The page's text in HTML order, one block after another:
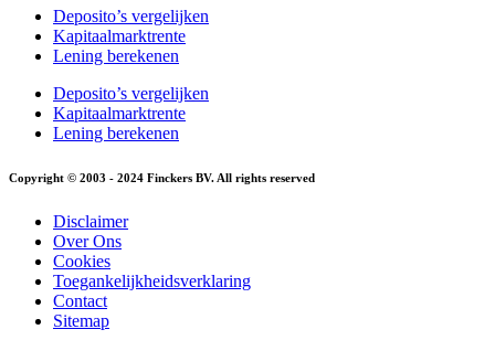
Deposito’s vergelijken
Kapitaalmarktrente
Lening berekenen
Deposito’s vergelijken
Kapitaalmarktrente
Lening berekenen
Copyright © 2003 - 2024 Finckers BV. All rights reserved
Disclaimer
Over Ons
Cookies
Toegankelijkheidsverklaring
Contact
Sitemap